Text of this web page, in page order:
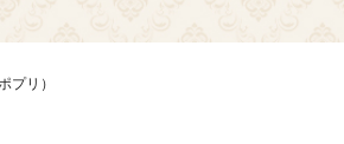
プリ）